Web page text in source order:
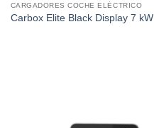
CARGADORES COCHE ELÉCTRICO
Carbox Elite Black Display 7 kW